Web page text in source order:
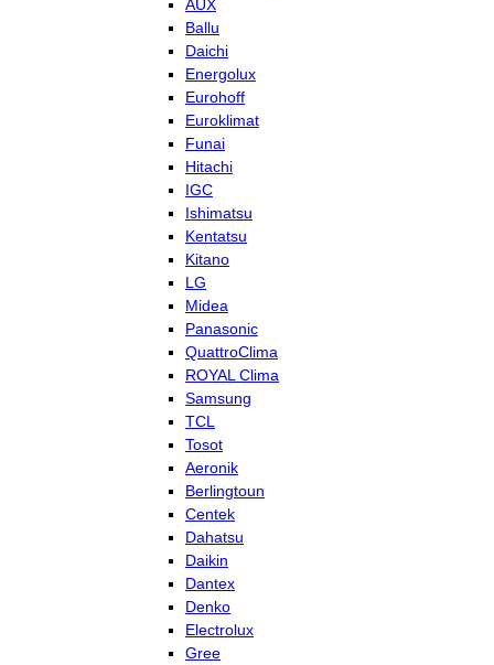
AUX
Ballu
Daichi
Energolux
Eurohoff
Euroklimat
Funai
Hitachi
IGC
Ishimatsu
Kentatsu
Kitano
LG
Midea
Panasonic
QuattroClima
ROYAL Clima
Samsung
TCL
Tosot
Aeronik
Berlingtoun
Centek
Dahatsu
Daikin
Dantex
Denko
Electrolux
Gree